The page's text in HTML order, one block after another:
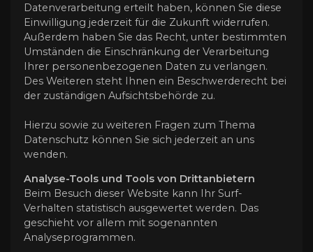
Datenverarbeitung erteilt haben, können Sie diese
Einwilligung jederzeit für die Zukunft widerrufen.
Außerdem haben Sie das Recht, unter bestimmten
Umständen die Einschränkung der Verarbeitung
Ihrer personenbezogenen Daten zu verlangen.
Des Weiteren steht Ihnen ein Beschwerderecht bei
der zuständigen Aufsichtsbehörde zu.
Hierzu sowie zu weiteren Fragen zum Thema
Datenschutz können Sie sich jederzeit an uns
wenden.
Analyse-Tools und Tools von Dritt­anbietern
Beim Besuch dieser Website kann Ihr Surf-
Verhalten statistisch ausgewertet werden. Das
geschieht vor allem mit sogenannten
Analyseprogrammen.